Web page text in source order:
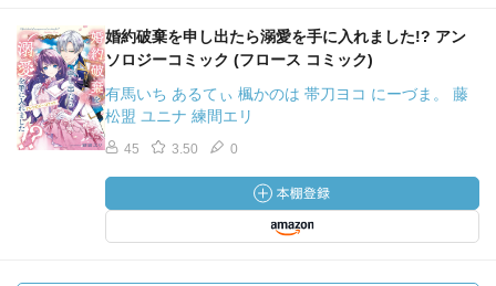
婚約破棄を申し出たら溺愛を手に入れました!? アン
ソロジーコミック (フロース コミック)
有馬いち あるてぃ 楓かのは 帯刀ヨコ にーづま。 藤
松盟 ユニナ 練間エリ
45 3.50 0